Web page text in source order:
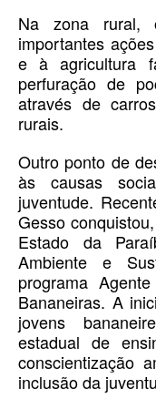
Na zona rural,
importantes
e à agricultura
perfuração de
através de
rurais.
Outro ponto de
às causas
juventude.
Gesso
Estado da
Ambiente e
programa
Bananeiras. A
jovens
estadual de
conscientização
inclusão da